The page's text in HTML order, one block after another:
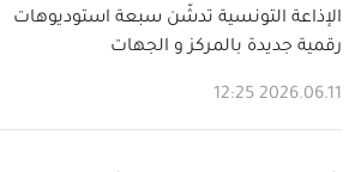
الإذاعة التونسية تدشّن سبعة استوديوهات
رقمية جديدة بالمركز و الجهات
2026.06.11 12:25